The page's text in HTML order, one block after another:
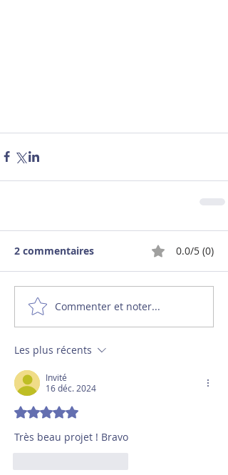
2 commentaires 0.0/5 (0)
Commenter et noter...
Les plus récents
Invité
16 déc. 2024
Noté 5 étoiles sur 5.
Très beau projet ! Bravo